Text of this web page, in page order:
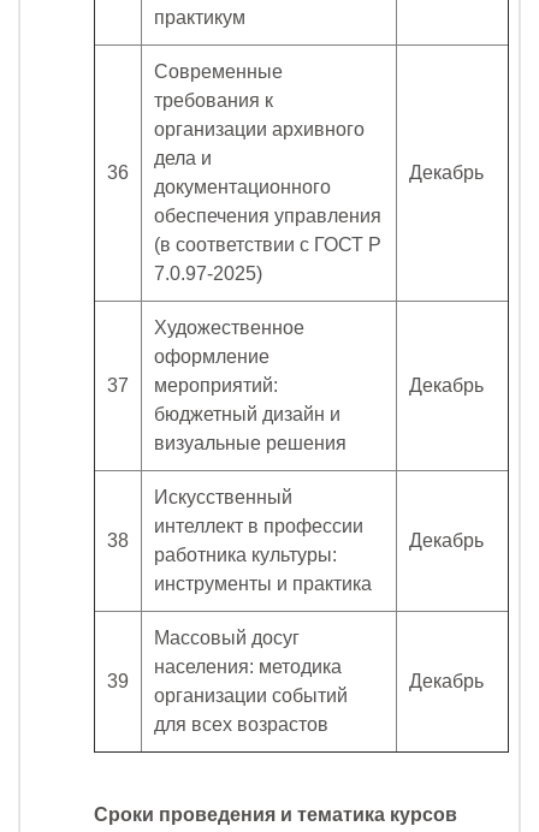
практикум
36
Современные
требования к
организации архивного
дела и
документационного
обеспечения управления
(в соответствии с ГОСТ Р
7.0.97-2025)
Декабрь
37
Художественное
оформление
мероприятий:
бюджетный дизайн и
визуальные решения
Декабрь
38
Искусственный
интеллект в профессии
работника культуры:
инструменты и практика
Декабрь
39
Массовый досуг
населения: методика
организации событий
для всех возрастов
Декабрь
Сроки проведения и тематика курсов